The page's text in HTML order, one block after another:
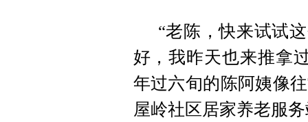
“老陈，快来试试
好，我昨天也来推拿
年过六旬的陈阿姨像
屋岭社区居家养老服